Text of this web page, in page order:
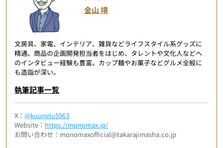
金山 靖
文房具、家電、インテリア、雑貨などライフスタイル系グッズに
精通。商品の企画開発担当者をはじめ、タレントや文化人などへ
のインタビュー経験も豊富。カップ麺やお菓子などグルメ全般に
も造詣が深い。
執筆記事一覧
X：@kuunelu5963
Website： https://monomax.jp/
お問い合わせ：monomaxofficial@takarajimasha.co.jp